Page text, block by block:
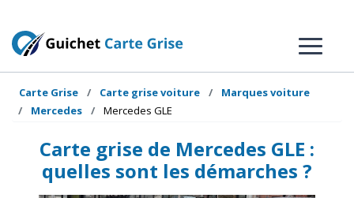
Carte Grise Carte grise voiture
Marques voiture
Mercedes
Mercedes GLE
Carte grise de Mercedes GLE :
quelles sont les démarches ?